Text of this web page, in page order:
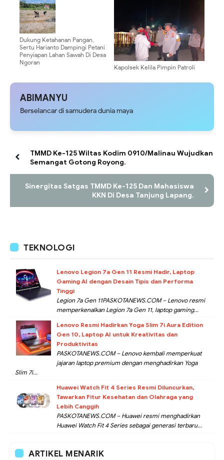
Dukung Ketahanan Pangan,
Sertu Harianto Dampingi Petani
Penyiapan Lahan Sawah Di Desa
Ngoran
Kapolsek Kelila Pimpin Patroli
Kondusivitas Kamtibmas
ABIMANYU
Berselancar di samudera dunia maya
TMMD Ke-125 Wiltas Kodim 0910/Malinau Wujudkan
Semangat Gotong Royong.
Sinergitas Satgas TMMD Ke-125 Dan Mahasiswa
KKN Di Desa Tanjung Lapang.
TEKNOLOGI
Lenovo Legion 7a Gen 11 Resmi Hadir, Laptop
Gaming AI dengan Desain Tipis dan Performa
Tinggi
Legion 7a Gen 11PASKOTANEWS.COM – Lenovo resmi
memperkenalkan Legion 7a Gen 11, laptop gaming...
Lenovo Resmi Hadirkan Yoga Slim 7i Aura Edition
Gen 10, Laptop AI untuk Kreativitas dan
Produktivitas
PASKOTANEWS.COM – Lenovo kembali memperkuat
jajaran laptop premium dengan menghadirkan Yoga
Slim 7i...
Huawei Watch Fit 4 Series Resmi Diluncurkan,
Tawarkan Fitur Kesehatan dan Olahraga yang
Lebih Canggih
PASKOTANEWS.COM – Huawei resmi menghadirkan
Huawei Watch Fit 4 Series sebagai generasi terbaru...
ARTIKEL MENARIK